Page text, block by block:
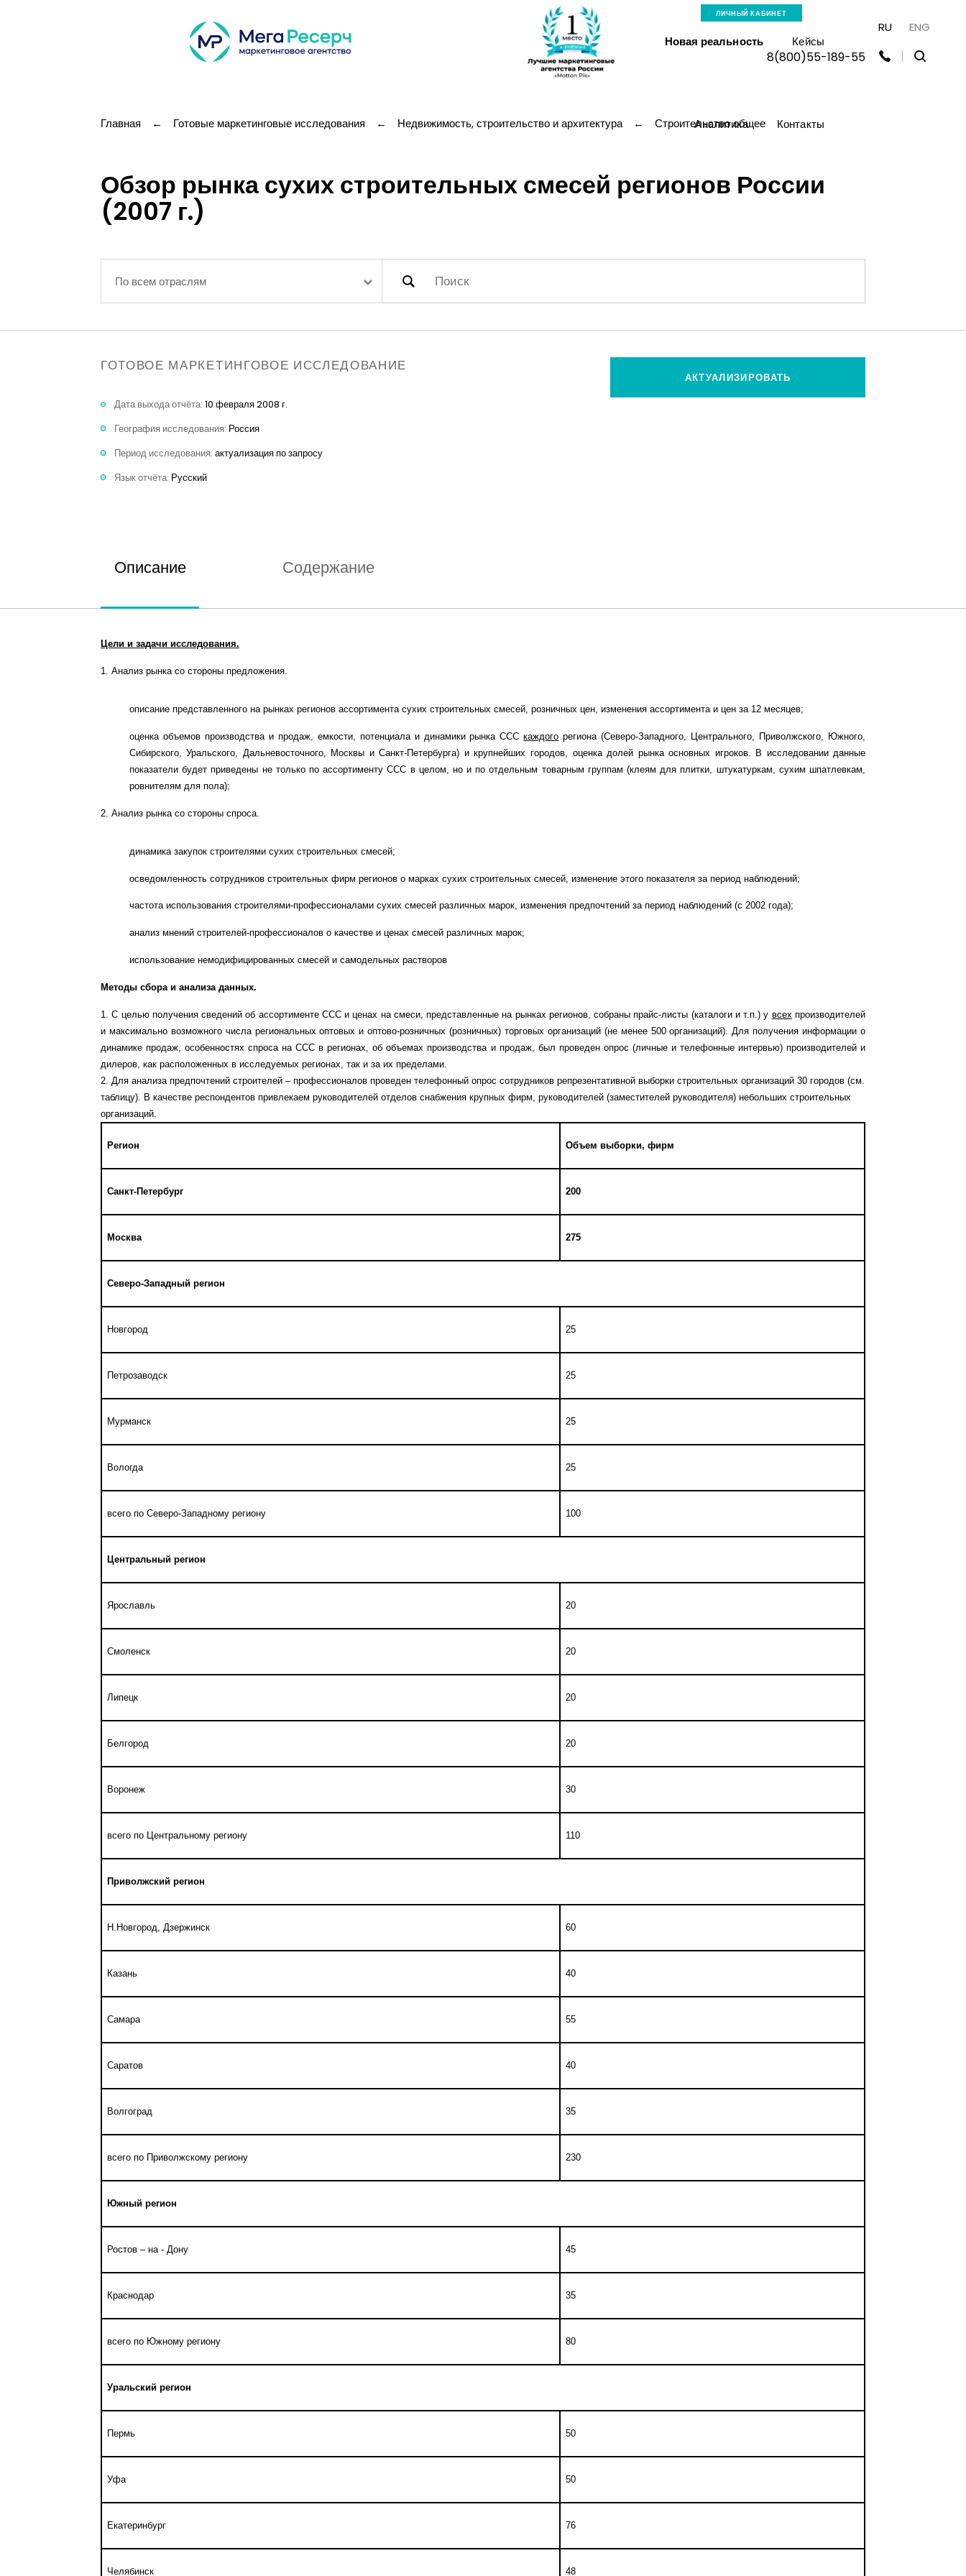
ЛИЧНЫЙ КАБИНЕТ
Новая реальность Кейсы
Аналитика Контакты
RU ENG
8(800)55-189-55
Главная ← Готовые маркетинговые исследования ← Недвижимость, строительство и архитектура ← Строительство общее
Обзор рынка сухих строительных смесей регионов России
(2007 г.)
По всем отраслям
ГОТОВОЕ МАРКЕТИНГОВОЕ ИССЛЕДОВАНИЕ
Дата выхода отчёта: 10 февраля 2008 г.
География исследования: Россия
Период исследования: актуализация по запросу
Язык отчёта: Русский
АКТУАЛИЗИРОВАТЬ
Описание Содержание
Цели и задачи исследования.
1. Анализ рынка со стороны предложения.
описание представленного на рынках регионов ассортимента сухих строительных смесей, розничных цен, изменения ассортимента и цен за 12 месяцев;
оценка объемов производства и продаж, емкости, потенциала и динамики рынка СССкаждого региона (Северо-Западного, Центрального, Приволжского, Южного,
Сибирского, Уральского, Дальневосточного, Москвы и Санкт-Петербурга) и крупнейших городов, оценка долей рынка основных игроков. В исследовании данные
показатели будет приведены не только по ассортименту ССС в целом, но и по отдельным товарным группам (клеям для плитки, штукатуркам, сухим шпатлевкам,
ровнителям для пола);
2. Анализ рынка со стороны спроса.
динамика закупок строителями сухих строительных смесей;
осведомленность сотрудников строительных фирм регионов о марках сухих строительных смесей, изменение этого показателя за период наблюдений;
частота использования строителями-профессионалами сухих смесей различных марок, изменения предпочтений за период наблюдений (с 2002 года);
анализ мнений строителей-профессионалов о качестве и ценах смесей различных марок;
использование немодифицированных смесей и самодельных растворов
Методы сбора и анализа данных.
1. С целью получения сведений об ассортименте ССС и ценах на смеси, представленные на рынках регионов, собраны прайс-листы (каталоги и т.п.) у всехпроизводителей
и максимально возможного числа региональных оптовых и оптово-розничных (розничных) торговых организаций (не менее 500 организаций). Для получения информации о
динамике продаж, особенностях спроса на ССС в регионах, об объемах производства и продаж, был проведен опрос (личные и телефонные интервью) производителей и
дилеров, как расположенных в исследуемых регионах, так и за их пределами.
2. Для анализа предпочтений строителей – профессионалов проведен телефонный опрос сотрудников репрезентативной выборки строительных организаций 30 городов (см.
таблицу). В качестве респондентов привлекаем руководителей отделов снабжения крупных фирм, руководителей (заместителей руководителя) небольших строительных
организаций.
Регион Объем выборки, фирм
Санкт-Петербург 200
Москва 275
Северо-Западный регион
Новгород 25
Петрозаводск 25
Мурманск 25
Вологда 25
всего по Северо-Западному региону 100
Центральный регион
Ярославль 20
Смоленск 20
Липецк 20
Белгород 20
Воронеж 30
всего по Центральному региону 110
Приволжский регион
Н.Новгород, Дзержинск 60
Казань 40
Самара 55
Саратов 40
Волгоград 35
всего по Приволжскому региону 230
Южный регион
Ростов – на - Дону 45
Краснодар 35
всего по Южному региону 80
Уральский регион
Пермь 50
Уфа 50
Екатеринбург 76
Челябинск 48